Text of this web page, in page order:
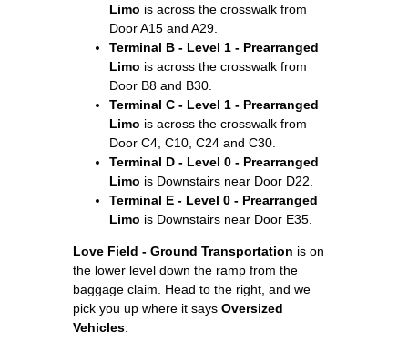
Limo is across the crosswalk from
Door A15 and A29.
Terminal B - Level 1 - Prearranged
Limo is across the crosswalk from
Door B8 and B30.
Terminal C - Level 1 - Prearranged
Limo is across the crosswalk from
Door C4, C10, C24 and C30.
Terminal D - Level 0 - Prearranged
Limo is Downstairs near Door D22.
Terminal E - Level 0 - Prearranged
Limo is Downstairs near Door E35.
Love Field - Ground Transportation is on
the lower level down the ramp from the
baggage claim. Head to the right, and we
pick you up where it says Oversized
Vehicles